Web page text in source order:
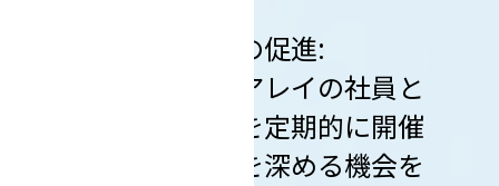
３）相互理解の促進:
ティンパンアレイの社員と
障がい者の交流を定期的に開催
し、互いの理解を深める機会を